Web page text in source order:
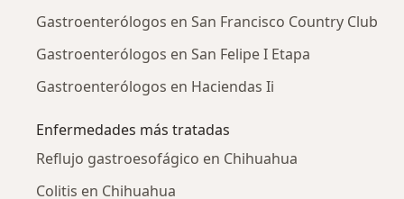
Gastroenterólogos en San Francisco Country Club
Gastroenterólogos en San Felipe I Etapa
Gastroenterólogos en Haciendas Ii
Enfermedades más tratadas
Reflujo gastroesofágico en Chihuahua
Colitis en Chihuahua